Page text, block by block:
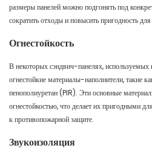
размеры панелей можно подгонять под
сократить отходы и повысить пригодность
Огнестойкость
В некоторых сэндвич-панелях, используемых
огнестойкие материалы-наполнители, такие
пенополиуретан (PIR). Эти основные
огнестойкостью, что делает их пригодными
к противопожарной защите.
Звукоизоляция